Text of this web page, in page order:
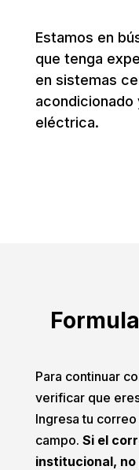
Estamos en
que tenga
en sistemas
acondicionado
eléctrica.
Para continuar
verificar que
Ingresa tu
campo. Si el
institucional,